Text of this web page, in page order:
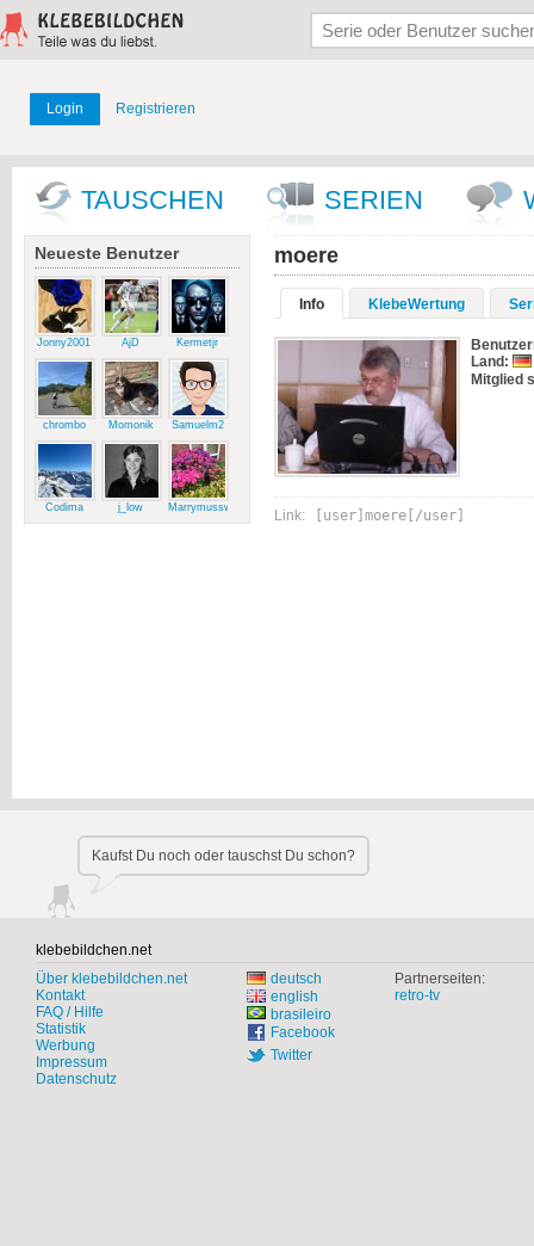
Login Registrieren
TAUSCHEN SERIEN
Neueste Benutzer
Jonny2001 AjD Kermetjr
chrombo Momonik Samuelm2
Codima j_low Marrymussweg
moere
Info KlebeWertung
Land:
Mitglied
Link: [user]moere[/user]
Kaufst Du noch oder tauschst Du schon?
klebebildchen.net
Über klebebildchen.net
Kontakt
FAQ / Hilfe
Statistik
Werbung
Impressum
Datenschutz
deutsch
english
brasileiro
Facebook
Twitter
Partnerseiten:
retro-tv